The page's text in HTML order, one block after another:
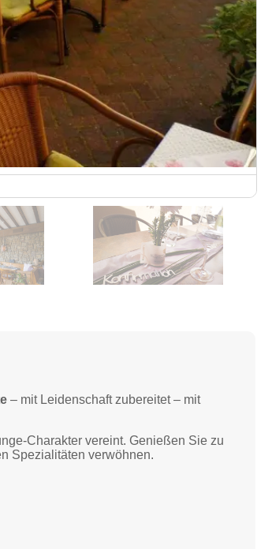
– mit Leidenschaft zubereitet – mit
Charakter vereint. Genießen Sie zu
Spezialitäten verwöhnen.